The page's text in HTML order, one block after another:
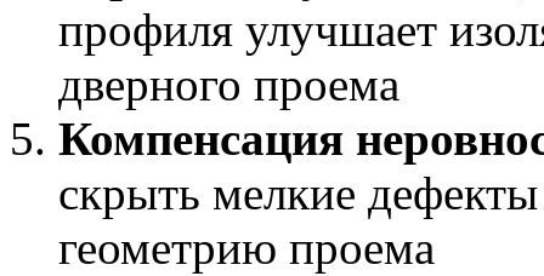
профиля улучшает
дверного проема
Компенсация
скрыть мелкие
геометрию проема